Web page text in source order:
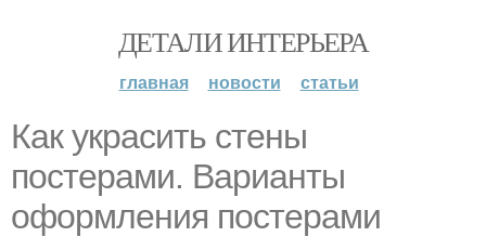
ДЕТАЛИ ИНТЕРЬЕРА
главная новости статьи
Как украсить стены
постерами. Варианты
оформления постерами